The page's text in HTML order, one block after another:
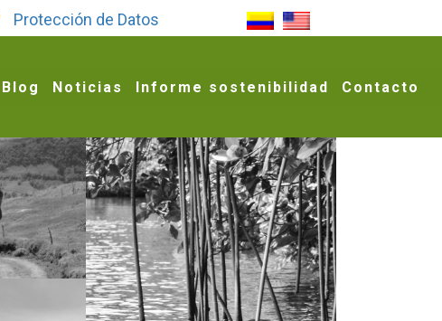
Protección de Datos
Blog Noticias Informe sostenibilidad Contacto